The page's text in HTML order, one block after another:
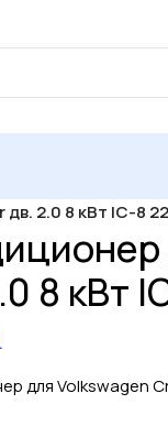
2.0 8 кВт IC-8
8 кВт
для Volkswagen